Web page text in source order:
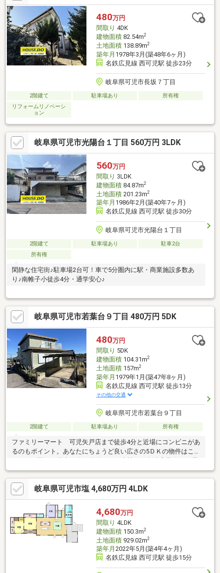
480万円
間取り 4DK
建物面積82.54m2
土地面積138.89m2
築年月 1978年3月(築48年6ヶ月)
名鉄広見線 西可児駅 徒歩23分
岐阜県可児市長坂７丁目
2階建て 駐車場あり
所有権
リフォームリノベーシ
ョン
岐阜県可児市光陽台１丁目 560万円 3LDK
560万円
間取り 3LDK
建物面積84.87m2
土地面積201.23m2
築年月 1986年2月(築40年7ヶ月)
名鉄広見線 西可児駅 徒歩30分
岐阜県可児市光陽台１丁目
2階建て 駐車場あり
駐車2台
所有権
閑静な住宅街♪駐車場2台可！車で5分圏内に駅・商業施設多数あ
り♪南帷子小徒歩4分・通学安心♪
岐阜県可児市若葉台９丁目 480万円 5DK
480万円
間取り 5DK
建物面積104.31m2
土地面積157m2
築年月 1979年1月(築47年8ヶ月)
名鉄広見線 西可児駅 徒歩13分
その他の交通
岐阜県可児市若葉台９丁目
2階建て 駐車場あり 所有権
ファミリーマート 可児矢戸店まで徒歩4分と近場にコンビニがあ
るのもポイント。あなたにちょうど良い広さの5ＤＫの物件はこち
らです。駅まで徒歩13分の物件です。当社では名鉄広見線西可児
周辺の売買情報を取
岐阜県可児市塩 4,680万円 4LDK
4,680万円
間取り 4LDK
建物面積150.3m2
土地面積929.02m2
築年月 2022年5月(築4年4ヶ月)
名鉄広見線 西可児駅 徒歩15分